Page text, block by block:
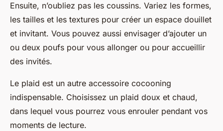
Ensuite, n’oubliez pas les coussins. Variez les formes,
les tailles et les textures pour créer un espace douillet
et invitant. Vous pouvez aussi envisager d’ajouter un
ou deux poufs pour vous allonger ou pour accueillir
des invités.
Le plaid est un autre accessoire cocooning
indispensable. Choisissez un plaid doux et chaud,
dans lequel vous pourrez vous enrouler pendant vos
moments de lecture.